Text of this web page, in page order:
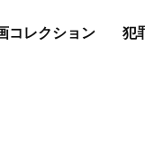
コレクション 犯